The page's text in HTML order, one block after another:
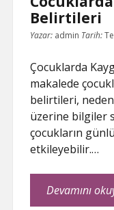
Belirtileri
Yazar: admin Tarih:
Çocuklarda
makalede
belirtileri,
üzerine bilgiler
çocukların
etkileyebilir.…
Devamını